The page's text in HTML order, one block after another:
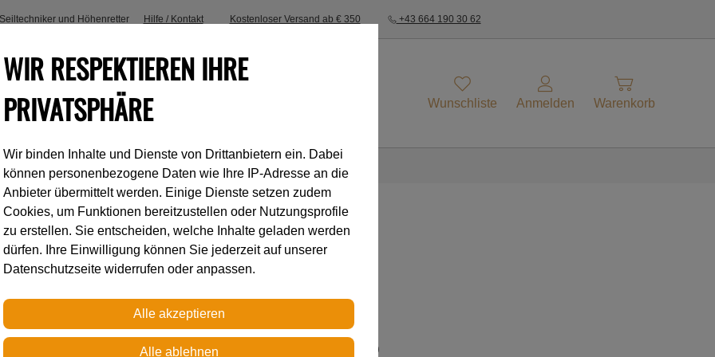
und Höhenretter Hilfe / Kontakt Kostenloser Versand ab € 350 +43 664 190 30 62
Wunschliste Anmelden Warenkorb
Industrieklettern Accessoires
Ascent Clip
Petzl
WIR RESPEKTIEREN IHRE
PRIVATSPHÄRE
Wir binden Inhalte und Dienste von Drittanbietern ein. Dabei
können personenbezogene Daten wie Ihre IP-Adresse an die
Anbieter übermittelt werden. Einige Dienste setzen zudem
Cookies, um Funktionen bereitzustellen oder Nutzungsprofile
zu erstellen. Sie entscheiden, welche Inhalte geladen werden
dürfen. Ihre Einwilligung können Sie jederzeit auf unserer
Datenschutzseite widerrufen oder anpassen.